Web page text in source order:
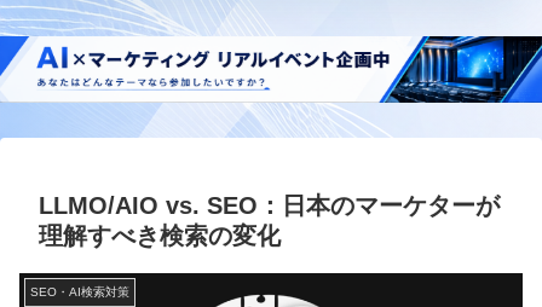
LLMO/AIO vs. SEO：日本のマーケターが
理解すべき検索の変化
SEO・AI検索対策